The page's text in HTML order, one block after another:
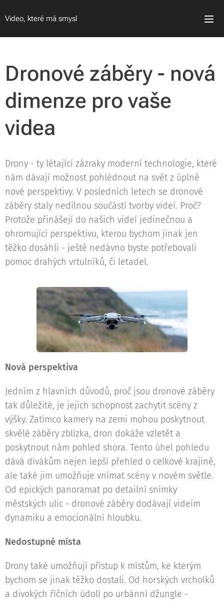
Video, které má smysl
Dronové záběry - nová
dimenze pro vaše
videa
Drony - ty létající zázraky moderní technologie, které
nám dávají možnost pohlédnout na svět z úplně
nové perspektivy. V posledních letech se dronové
záběry staly nedílnou součástí tvorby videí. Proč?
Protože přinášejí do našich videí jedinečnou a
ohromující perspektivu, kterou bychom jinak jen
těžko dosáhli - ještě nedávno byste potřebovali
pomoc drahých vrtulníků, či letadel.
Nová perspektiva
Jedním z hlavních důvodů, proč jsou dronové záběry
tak důležité, je jejich schopnost zachytit scény z
výšky. Zatímco kamery na zemi mohou poskytnout
skvělé záběry zblízka, dron dokáže vzletět a
poskytnout nám pohled shora. Tento úhel pohledu
dává divákům nejen lepší přehled o celkové krajině,
ale také jim umožňuje vnímat scény v novém světle.
Od epických panoramat po detailní snímky
městských ulic - dronové záběry dodávají videím
dynamiku a emocionální hloubku.
Nedostupné místa
Drony také umožňují přístup k místům, ke kterým
bychom se jinak těžko dostali. Od horských vrcholků
a divokých říčních údolí po urbánní džungle -